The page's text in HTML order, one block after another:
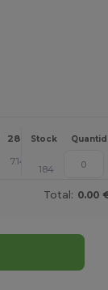
288 + Mais
Stock
7.14 +
184
Total: 0.00